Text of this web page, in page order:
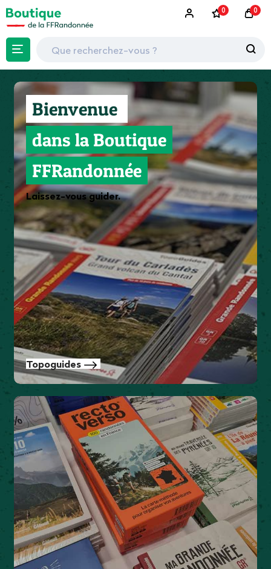
0 0
Bienvenue
dans la Boutique
FFRandonnée
Laissez-vous guider.
Topoguides